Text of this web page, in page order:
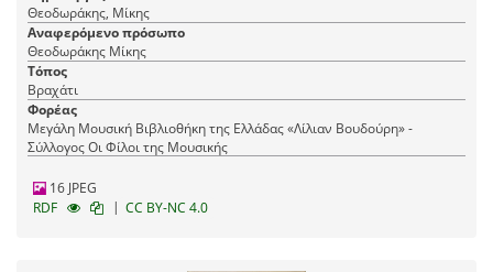
Θεοδωράκης, Μίκης
Αναφερόμενο πρόσωπο
Θεοδωράκης Μίκης
Τόπος
Βραχάτι
Φορέας
Μεγάλη Μουσική Βιβλιοθήκη της Ελλάδας «Λίλιαν Βουδούρη» -
Σύλλογος Οι Φίλοι της Μουσικής
16 JPEG
RDF
| CC BY-NC 4.0